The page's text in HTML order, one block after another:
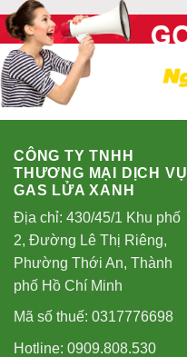
CÔNG TY TNHH
THƯƠNG MẠI DỊCH VỤ
GAS LỬA XANH
Địa chỉ: 430/45/1 Khu phố
2, Đường Lê Thị Riêng,
Phường Thới An, Thành
phố Hồ Chí Minh
Mã số thuế: 0317776698
Hotline: 0909.808.530